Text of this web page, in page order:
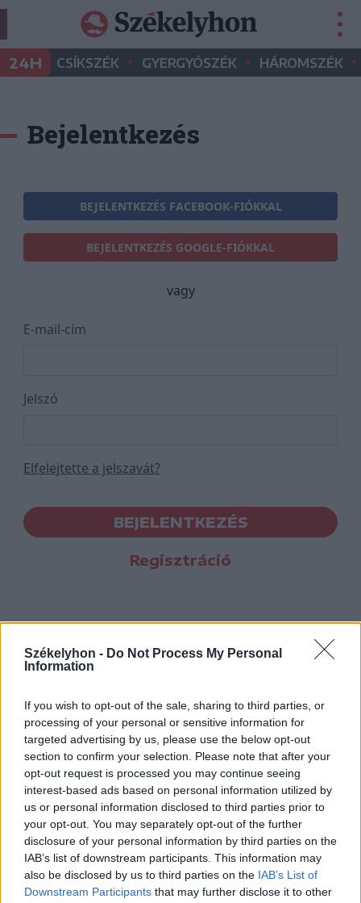
Székelyhon - Do Not Process My Personal
Information
If you wish to opt-out of the sale, sharing to third parties, or
processing of your personal or sensitive information for
targeted advertising by us, please use the below opt-out
section to confirm your selection. Please note that after your
opt-out request is processed you may continue seeing
interest-based ads based on personal information utilized by
us or personal information disclosed to third parties prior to
your opt-out. You may separately opt-out of the further
disclosure of your personal information by third parties on the
IAB’s list of downstream participants. This information may
also be disclosed by us to third parties on the IAB’s List of
Downstream Participants that may further disclose it to other
24H CSÍKSZÉK • GYERGYÓSZÉK • HÁROMSZÉK •
Bejelentkezés
BEJELENTKEZÉS FACEBOOK-FIÓKKAL
BEJELENTKEZÉS GOOGLE-FIÓKKAL
vagy
E-mail-cím
Jelszó
Elfelejtette a jelszavát?
BEJELENTKEZÉS
Regisztráció
Hasznos
Impresszum
Szerzői jogok
Adatvédelmi tájékoztató
Cookie-kezelési tájékoztató
Hozzászólási szabályzat